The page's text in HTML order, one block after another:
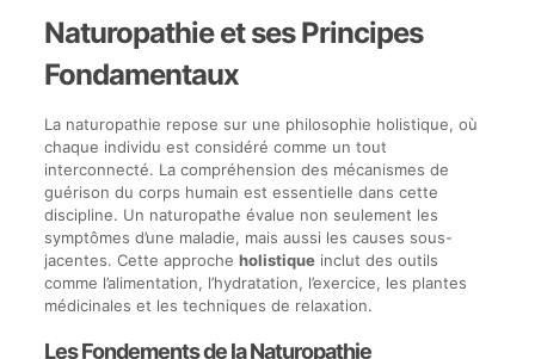
Naturopathie et ses Principes
Fondamentaux
La naturopathie repose sur une philosophie holistique, où
chaque individu est considéré comme un tout
interconnecté. La compréhension des mécanismes de
guérison du corps humain est essentielle dans cette
discipline. Un naturopathe évalue non seulement les
symptômes d’une maladie, mais aussi les causes sous-
jacentes. Cette approche holistiqueinclut des outils
comme l’alimentation, l’hydratation, l’exercice, les plantes
médicinales et les techniques de relaxation.
Les Fondements de la Naturopathie